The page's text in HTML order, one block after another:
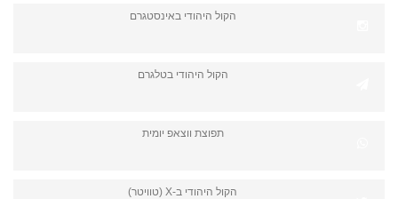
הקול היהודי באינסטגרם
הקול היהודי בטלגרם
תפוצת ווצאפ יומית
הקול היהודי ב-X (טוויטר)